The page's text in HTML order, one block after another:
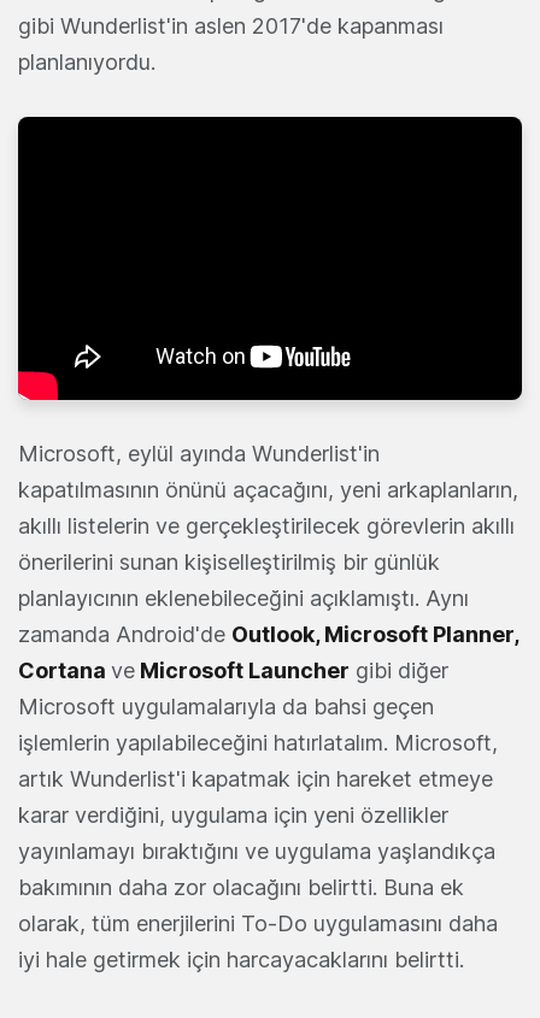
gibi Wunderlist'in aslen 2017'de kapanması
planlanıyordu.
Microsoft, eylül ayında Wunderlist'in
kapatılmasının önünü açacağını, yeni arkaplanların,
akıllı listelerin ve gerçekleştirilecek görevlerin akıllı
önerilerini sunan kişiselleştirilmiş bir günlük
planlayıcının eklenebileceğini açıklamıştı. Aynı
zamanda Android'de Outlook, Microsoft Planner,
Cortana ve Microsoft Launcher gibi diğer
Microsoft uygulamalarıyla da bahsi geçen
işlemlerin yapılabileceğini hatırlatalım. Microsoft,
artık Wunderlist'i kapatmak için hareket etmeye
karar verdiğini, uygulama için yeni özellikler
yayınlamayı bıraktığını ve uygulama yaşlandıkça
bakımının daha zor olacağını belirtti. Buna ek
olarak, tüm enerjilerini To-Do uygulamasını daha
iyi hale getirmek için harcayacaklarını belirtti.